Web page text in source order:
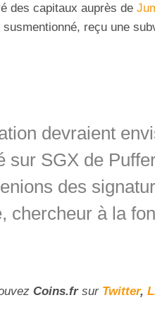
des capitaux auprès de
reçu une
devraient
sur SGX de
des
chercheur à la
Coins.fr sur Twitter,